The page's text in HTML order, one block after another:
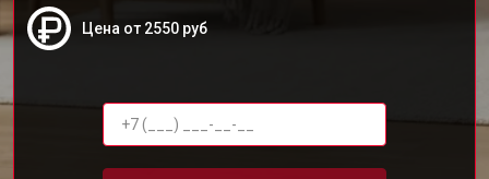
Цена от 2550 руб